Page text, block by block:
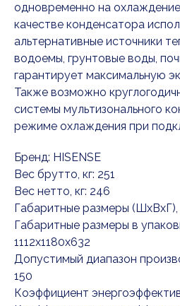
одновременно на
качестве конденсатора
альтернативные источники
водоемы, грунтовые воды,
гарантирует максимальную
Также возможно
системы мультизонального
режиме охлаждения при
Бренд: HISENSE
Вес брутто, кг: 251
Вес нетто, кг: 246
Габаритные размеры
Габаритные размеры в
1112x1180x632
Допустимый диапазон
150
Коэффициент